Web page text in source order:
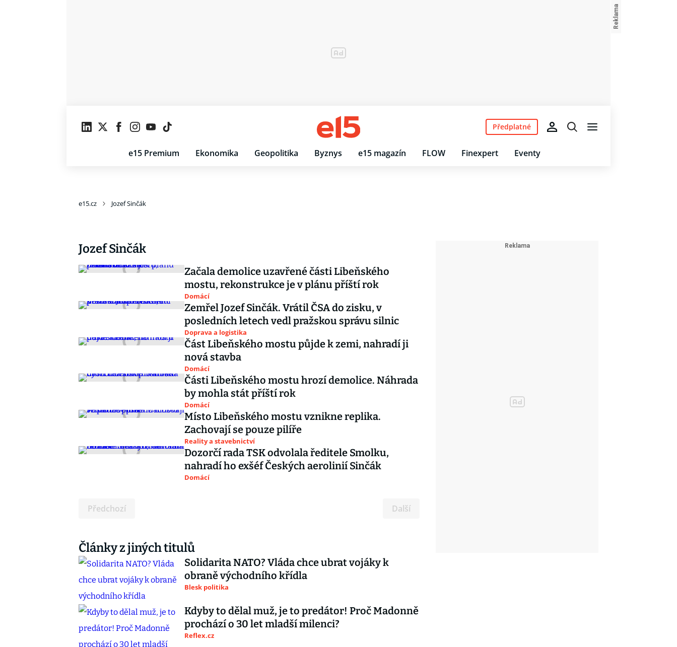
e15 Premium Ekonomika Geopolitika Byznys e15 magazín FLOW Finexpert Eventy
Předplatné
e15.cz Jozef Sinčák
Jozef Sinčák
Začala demolice uzavřené části Libeňského
mostu, rekonstrukce je v plánu příští rok
Domácí
Zemřel Jozef Sinčák. Vrátil ČSA do zisku, v
posledních letech vedl pražskou správu silnic
Doprava a logistika
Část Libeňského mostu půjde k zemi, nahradí ji
nová stavba
Domácí
Části Libeňského mostu hrozí demolice. Náhrada
by mohla stát příští rok
Domácí
Místo Libeňského mostu vznikne replika.
Zachovají se pouze pilíře
Reality a stavebnictví
Dozorčí rada TSK odvolala ředitele Smolku,
nahradí ho exšéf Českých aerolinií Sinčák
Domácí
Předchozí Další
Články z jiných titulů
Solidarita NATO? Vláda chce ubrat vojáky k
obraně východního křídla
Blesk politika
Kdyby to dělal muž, je to predátor! Proč Madonně
prochází o 30 let mladší milenci?
Reflex.cz